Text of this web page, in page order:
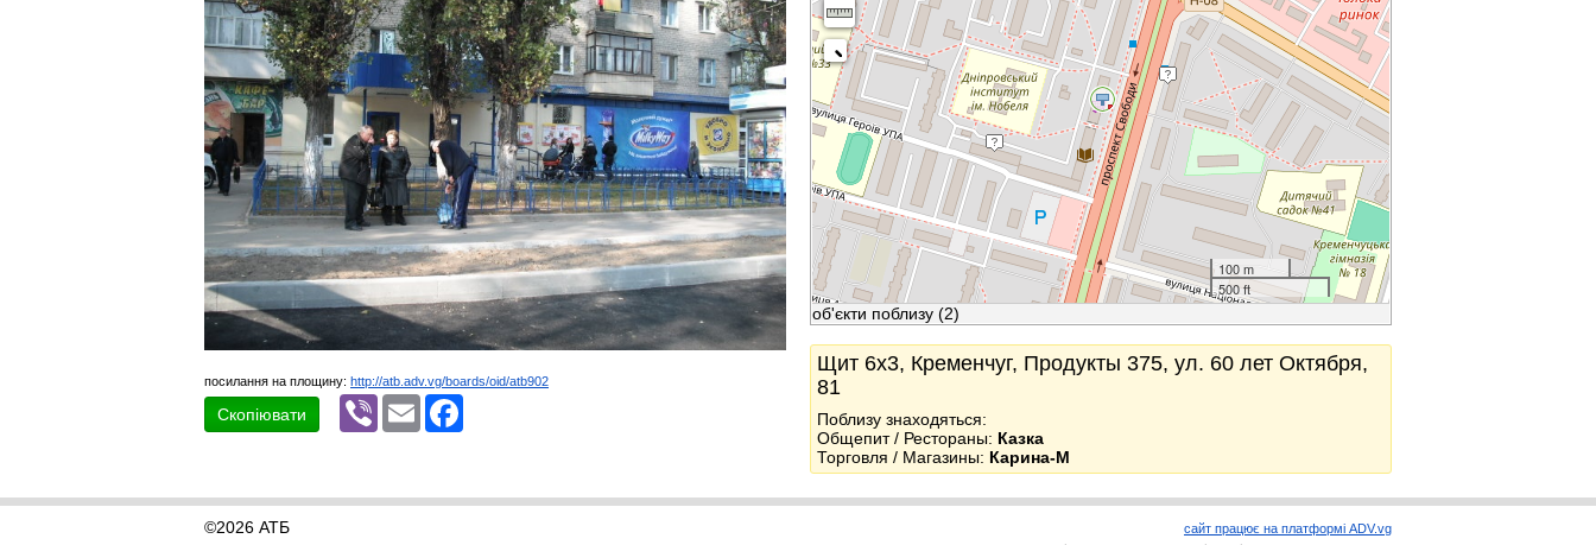
посилання на площину: http://atb.adv.vg/boards/oid/atb902
Скопіювати
Viber Email
100 m
500 ft
об'єкти поблизу (2)
Щит 6x3, Кременчуг, Продукты 375, ул. 60 лет Октября,
81
Поблизу знаходяться:
Общепит / Рестораны: Казка
Торговля / Магазины: Карина-М
©2026 АТБ сайт працює на платформі ADV.vg